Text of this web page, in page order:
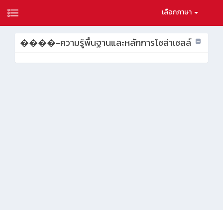
เลือกภาษา
����-ความรู้พื้นฐานและหลักการโซล่าเซลล์